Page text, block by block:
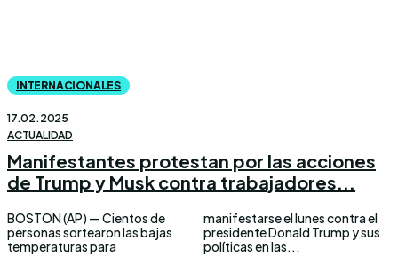
INTERNACIONALES
17.02.2025
ACTUALIDAD
Manifestantes protestan por las acciones
de Trump y Musk contra trabajadores...
BOSTON (AP) — Cientos de
personas sortearon las bajas
temperaturas para
manifestarse el lunes contra el
presidente Donald Trump y sus
políticas en las...